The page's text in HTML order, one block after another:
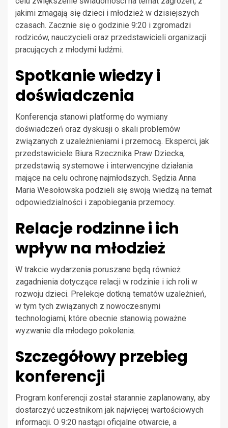
jakimi zmagają się dzieci i młodzież w dzisiejszych
czasach. Zacznie się o godzinie 9:20 i zgromadzi
rodziców, nauczycieli oraz przedstawicieli organizacji
pracujących z młodymi ludźmi.
Spotkanie wiedzy i
doświadczenia
Konferencja stanowi platformę do wymiany
doświadczeń oraz dyskusji o skali problemów
związanych z uzależnieniami i przemocą. Eksperci, jak
przedstawiciele Biura Rzecznika Praw Dziecka,
przedstawią systemowe i interwencyjne działania
mające na celu ochronę najmłodszych. Sędzia Anna
Maria Wesołowska podzieli się swoją wiedzą na temat
odpowiedzialności i zapobiegania przemocy.
Relacje rodzinne i ich
wpływ na młodzież
W trakcie wydarzenia poruszane będą również
zagadnienia dotyczące relacji w rodzinie i ich roli w
rozwoju dzieci. Prelekcje dotkną tematów uzależnień,
w tym tych związanych z nowoczesnymi
technologiami, które obecnie stanowią poważne
wyzwanie dla młodego pokolenia.
Szczegółowy przebieg
konferencji
Program konferencji został starannie zaplanowany, aby
dostarczyć uczestnikom jak najwięcej wartościowych
informacji. O 9:20 nastąpi oficjalne otwarcie, a